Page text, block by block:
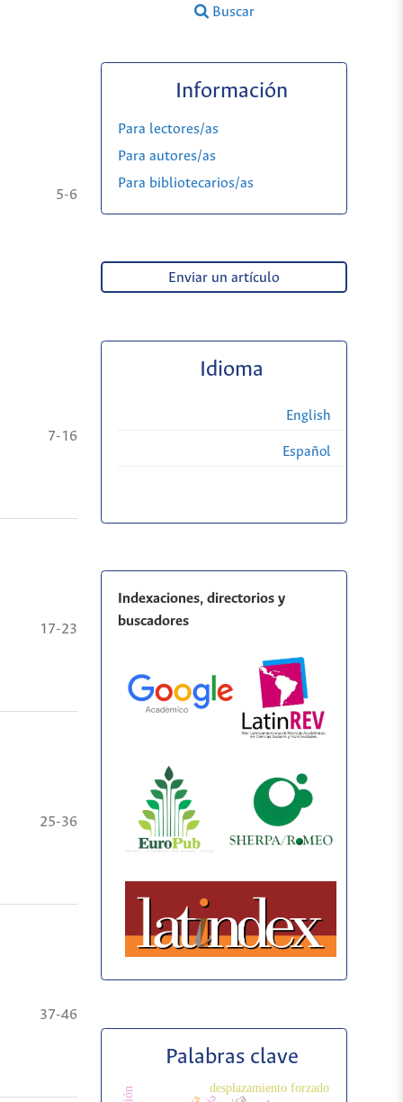
Buscar
5-6
7-16
17-23
25-36
37-46
Información
Para lectores/as
Para autores/as
Para bibliotecarios/as
Enviar un artículo
Idioma
English
Español
Indexaciones, directorios y
buscadores
Palabras clave
desplazamiento forzado